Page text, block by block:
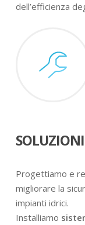
dell’efficienza
Progettiamo e
migliorare la
impianti idrici.
Installiamo